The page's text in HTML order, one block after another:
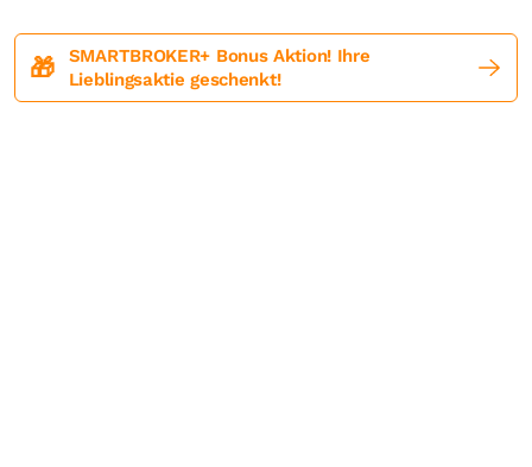
🎁
SMARTBROKER+ Bonus Aktion! Ihre
Lieblingsaktie geschenkt!